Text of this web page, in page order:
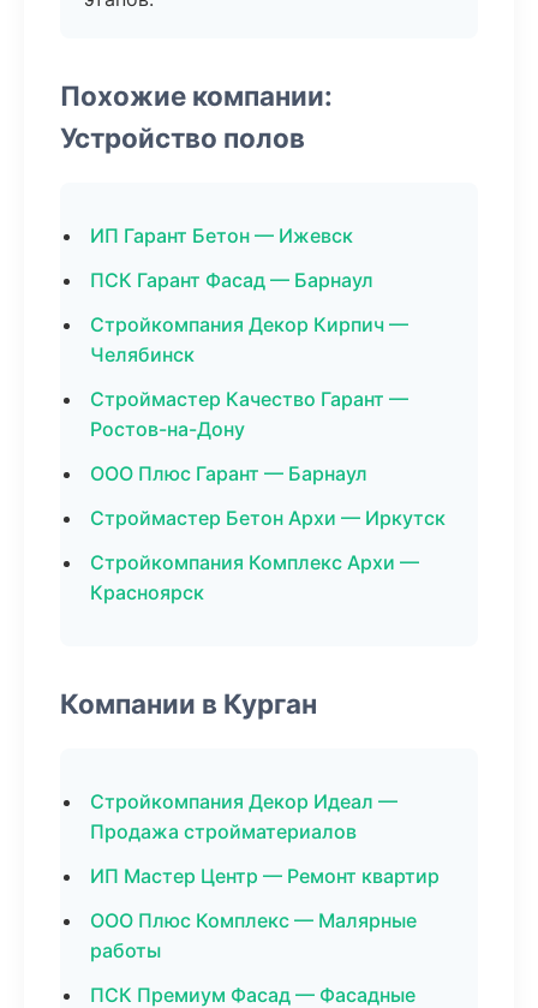
Похожие компании:
Устройство полов
ИП Гарант Бетон — Ижевск
ПСК Гарант Фасад — Барнаул
Стройкомпания Декор Кирпич —
Челябинск
Строймастер Качество Гарант —
Ростов-на-Дону
ООО Плюс Гарант — Барнаул
Строймастер Бетон Архи — Иркутск
Стройкомпания Комплекс Архи —
Красноярск
Компании в Курган
Стройкомпания Декор Идеал —
Продажа стройматериалов
ИП Мастер Центр — Ремонт квартир
ООО Плюс Комплекс — Малярные
работы
ПСК Премиум Фасад — Фасадные